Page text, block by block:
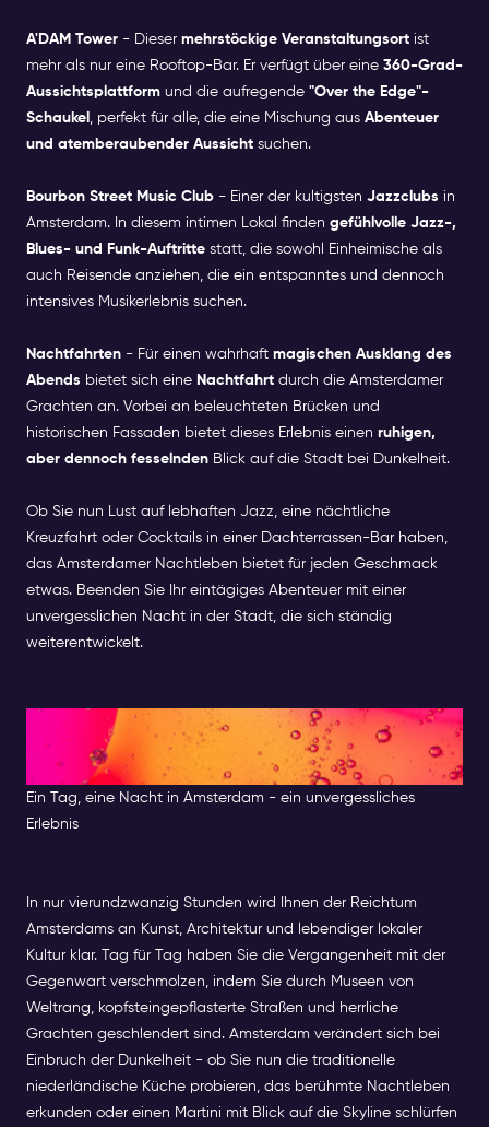
A'DAM Tower - Dieser mehrstöckige Veranstaltungsort ist
mehr als nur eine Rooftop-Bar. Er verfügt über eine 360-Grad-
Aussichtsplattform und die aufregende "Over the Edge"-
Schaukel , perfekt für alle, die eine Mischung aus Abenteuer
und atemberaubender Aussicht suchen.
Bourbon Street Music Club - Einer der kultigsten Jazzclubs in
Amsterdam. In diesem intimen Lokal finden gefühlvolle Jazz-,
Blues- und Funk-Auftritte statt, die sowohl Einheimische als
auch Reisende anziehen, die ein entspanntes und dennoch
intensives Musikerlebnis suchen.
Nachtfahrten - Für einen wahrhaft magischen Ausklang des
Abends bietet sich eine Nachtfahrt durch die Amsterdamer
Grachten an. Vorbei an beleuchteten Brücken und
historischen Fassaden bietet dieses Erlebnis einen ruhigen,
aber dennoch fesselnden Blick auf die Stadt bei Dunkelheit.
Ob Sie nun Lust auf lebhaften Jazz, eine nächtliche
Kreuzfahrt oder Cocktails in einer Dachterrassen-Bar haben,
das Amsterdamer Nachtleben bietet für jeden Geschmack
etwas. Beenden Sie Ihr eintägiges Abenteuer mit einer
unvergesslichen Nacht in der Stadt, die sich ständig
weiterentwickelt.
Ein perfekter Tag in
Amsterdam
Ein Tag, eine Nacht in Amsterdam - ein unvergessliches
Erlebnis
In nur vierundzwanzig Stunden wird Ihnen der Reichtum
Amsterdams an Kunst, Architektur und lebendiger lokaler
Kultur klar. Tag für Tag haben Sie die Vergangenheit mit der
Gegenwart verschmolzen, indem Sie durch Museen von
Weltrang, kopfsteingepflasterte Straßen und herrliche
Grachten geschlendert sind. Amsterdam verändert sich bei
Einbruch der Dunkelheit - ob Sie nun die traditionelle
niederländische Küche probieren, das berühmte Nachtleben
erkunden oder einen Martini mit Blick auf die Skyline schlürfen